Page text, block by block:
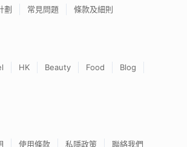
劃
常見問題 條款及細則
HK Beauty Food
Blog
使用條款 私隱政策 聯絡我們